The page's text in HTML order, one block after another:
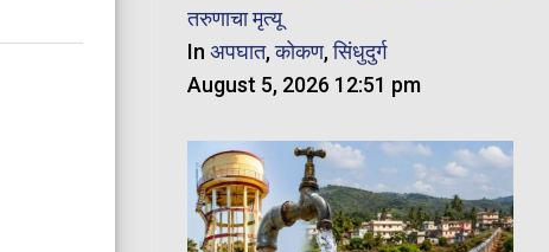
तरुणाचा मृत्यू
In अपघात,कोकण,सिंधुदुर्ग
August 5, 2026 12:51 pm